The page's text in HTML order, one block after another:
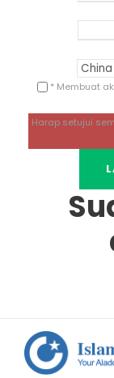
* Membuat
Harap setujui